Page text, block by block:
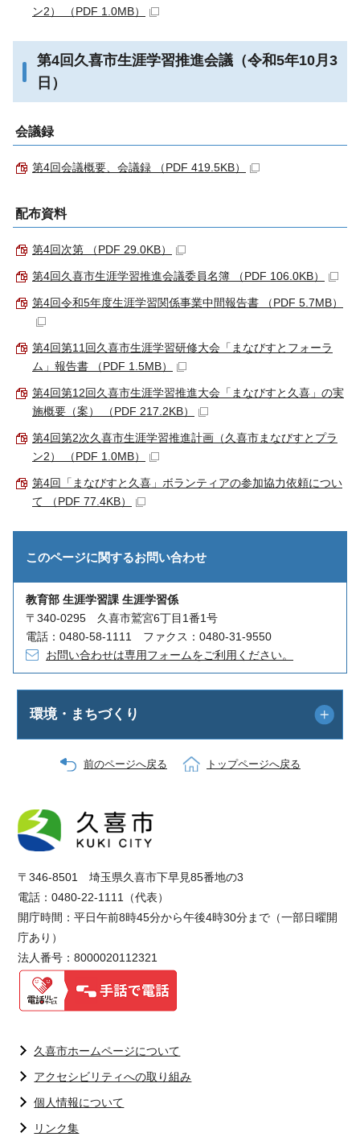
ン2） （PDF 1.0MB）
第4回久喜市生涯学習推進会議（令和5年10月3
日）
会議録
第4回会議概要、会議録 （PDF 419.5KB）
配布資料
第4回次第 （PDF 29.0KB）
第4回久喜市生涯学習推進会議委員名簿 （PDF 106.0KB）
第4回令和5年度生涯学習関係事業中間報告書 （PDF 5.7MB）
第4回第11回久喜市生涯学習研修大会「まなびすとフォーラ
ム」報告書 （PDF 1.5MB）
第4回第12回久喜市生涯学習推進大会「まなびすと久喜」の実
施概要（案） （PDF 217.2KB）
第4回第2次久喜市生涯学習推進計画（久喜市まなびすとプラ
ン2） （PDF 1.0MB）
第4回「まなびすと久喜」ボランティアの参加協力依頼につい
て （PDF 77.4KB）
このページに関するお問い合わせ
教育部 生涯学習課 生涯学習係
〒340-0295 久喜市鷲宮6丁目1番1号
電話：0480-58-1111 ファクス：0480-31-9550
お問い合わせは専用フォームをご利用ください。
環境・まちづくり
前のページへ戻る トップページへ戻る
〒346-8501 埼玉県久喜市下早見85番地の3
電話：0480-22-1111（代表）
開庁時間：平日午前8時45分から午後4時30分まで（一部日曜開
庁あり）
法人番号：8000020112321
久喜市ホームページについて
アクセシビリティへの取り組み
個人情報について
リンク集